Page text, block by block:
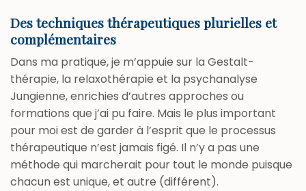
Des techniques thérapeutiques plurielles et
complémentaires
Dans ma pratique, je m’appuie sur la Gestalt-
thérapie, la relaxothérapie et la psychanalyse
Jungienne, enrichies d’autres approches ou
formations que j’ai pu faire. Mais le plus important
pour moi est de garder à l’esprit que le processus
thérapeutique n’est jamais figé. Il n’y a pas une
méthode qui marcherait pour tout le monde puisque
chacun est unique, et autre (différent).